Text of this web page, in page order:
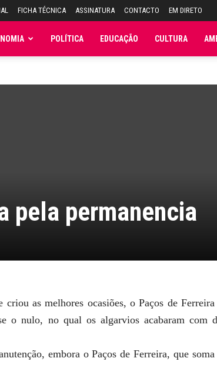
FICHA TÉCNICA ASSINATURA CONTACTO EM DIRETO
POLÍTICA EDUCAÇÃO CULTURA
pela permanencia
as melhores ocasiões, o Paços de
o nulo, no qual os algarvios acabaram com
embora o Paços de Ferreira, que